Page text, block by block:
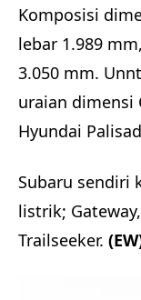
Komposisi
lebar 1.989
3.050 mm.
uraian dimensi
Hyundai
Subaru sendiri
listrik;
Trailseeker.